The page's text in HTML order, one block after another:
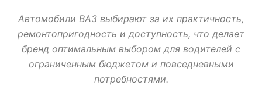
Автомобили ВАЗ выбирают за их практичность,
ремонтопригодность и доступность, что делает
бренд оптимальным выбором для водителей с
ограниченным бюджетом и повседневными
потребностями.